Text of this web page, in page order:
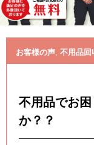
お客様の声, 不用品回
不用品でお
か？？